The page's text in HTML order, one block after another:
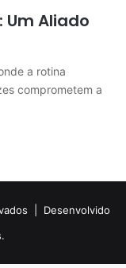
Aliado
a rotina
comprometem a
| Desenvolvido